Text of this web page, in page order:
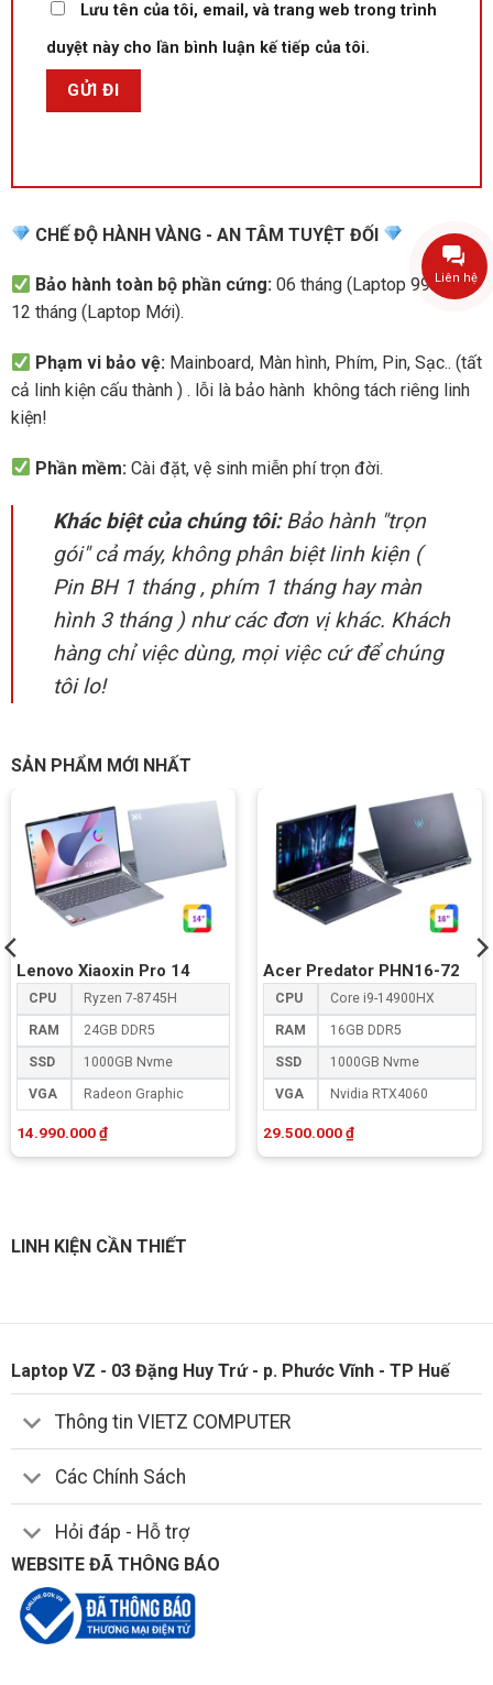
Lưu tên của tôi, email, và trang web trong trình
duyệt này cho lần bình luận kế tiếp của tôi.
CHẾ ĐỘ HÀNH VÀNG - AN TÂM TUYỆT ĐỐI
Bảo hành toàn bộ phần cứng: 06 tháng (Laptop 99%) và
12 tháng (Laptop Mới).
Phạm vi bảo vệ: Mainboard, Màn hình, Phím, Pin, Sạc.. (tất
cả linh kiện cấu thành ) . lỗi là bảo hành không tách riêng linh
kiện!
Phần mềm: Cài đặt, vệ sinh miễn phí trọn đời.
Khác biệt của chúng tôi:Bảo hành "trọn
gói" cả máy, không phân biệt linh kiện (
Pin BH 1 tháng , phím 1 tháng hay màn
hình 3 tháng ) như các đơn vị khác. Khách
hàng chỉ việc dùng, mọi việc cứ để chúng
tôi lo!
SẢN PHẨM MỚI NHẤT
Lenovo Xiaoxin Pro 14
CPU Ryzen 7-8745H
RAM 24GB DDR5
SSD 1000GB Nvme
VGA Radeon Graphic
14.990.000₫
Acer Predator PHN16-72
CPU Core i9-14900HX
RAM 16GB DDR5
SSD 1000GB Nvme
VGA Nvidia RTX4060
29.500.000₫
LINH KIỆN CẦN THIẾT
Laptop VZ - 03 Đặng Huy Trứ - p. Phước Vĩnh - TP Huế
Thông tin VIETZ COMPUTER
Các Chính Sách
Hỏi đáp - Hỗ trợ
WEBSITE ĐÃ THÔNG BÁO
Liên hệ